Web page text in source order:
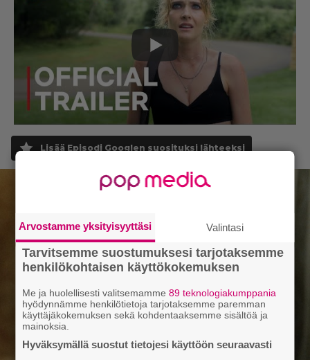
Lisää Episodi Googlen suosituksi lähteeksi
Arvostamme yksityisyyttäsi Valintasi
Tarvitsemme suostumuksesi tarjotaksemme
henkilökohtaisen käyttökokemuksen
Me ja huolellisesti valitsemamme89 teknologiakumppania
hyödynnämme henkilötietoja tarjotaksemme paremman
käyttäjäkokemuksen sekä kohdentaaksemme sisältöä ja
mainoksia.
Hyväksymällä suostut tietojesi käyttöön seuraavasti